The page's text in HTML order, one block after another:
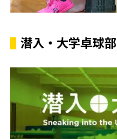
潜入・大学卓球部